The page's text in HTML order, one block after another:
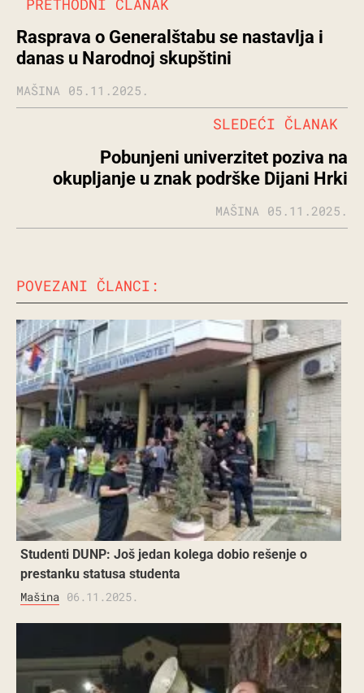
PRETHODNI ČLANAK
Rasprava o Generalštabu se nastavlja i
danas u Narodnoj skupštini
MAŠINA 05.11.2025.
Pobunjeni univerzitet poziva na
okupljanje u znak podrške Dijani Hrki
SLEDEĆI ČLANAK
MAŠINA 05.11.2025.
POVEZANI ČLANCI:
Studenti DUNP: Još jedan kolega dobio rešenje o
prestanku statusa studenta
Mašina 06.11.2025.